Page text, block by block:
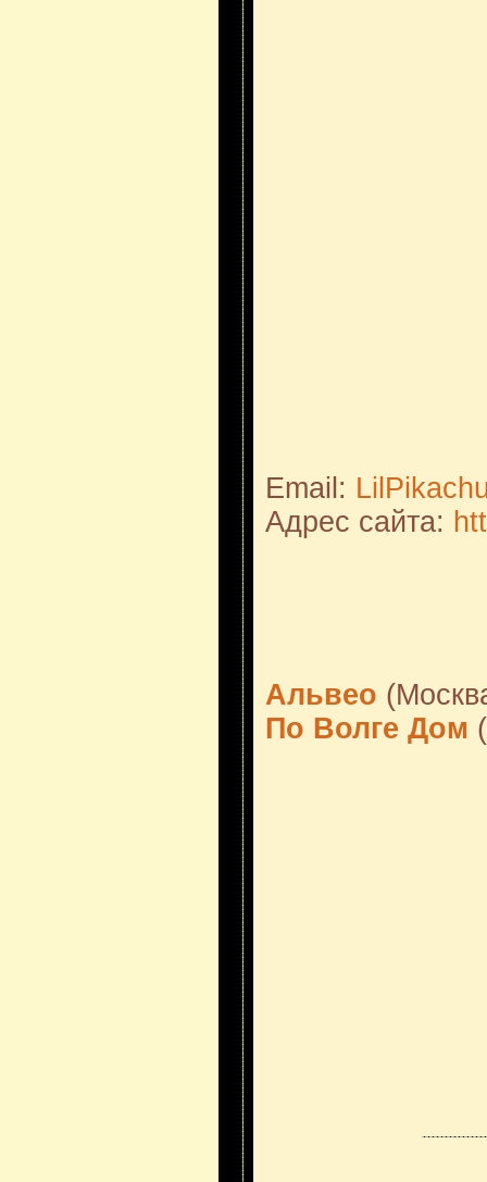
Email:
Адрес сайта:
Альвео
По Волге Дом